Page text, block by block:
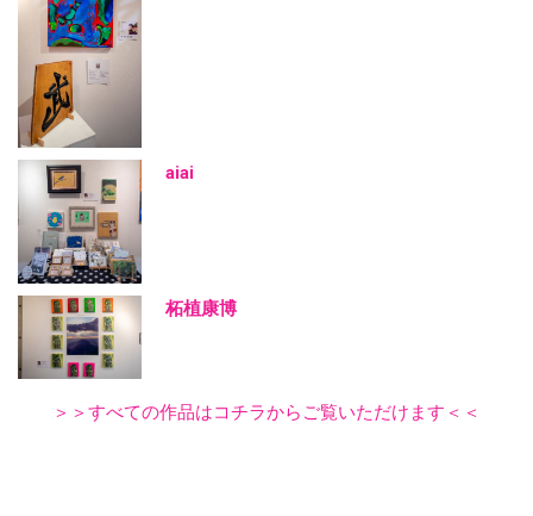
aiai
柘植康博
＞＞すべての作品はコチラからご覧いただけます＜＜